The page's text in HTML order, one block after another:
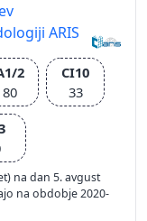
ARIS
2
80
CI10
33
na dan 5. avgust
na obdobje 2020-